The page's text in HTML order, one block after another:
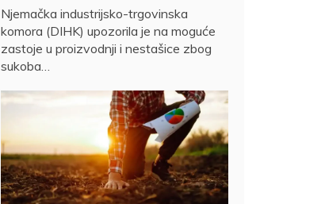
Njemačka industrijsko-trgovinska
komora (DIHK) upozorila je na moguće
zastoje u proizvodnji i nestašice zbog
sukoba…